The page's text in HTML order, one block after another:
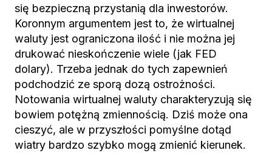
się bezpieczną przystanią dla inwestorów.
Koronnym argumentem jest to, że wirtualnej
waluty jest ograniczona ilość i nie można jej
drukować nieskończenie wiele (jak FED
dolary). Trzeba jednak do tych zapewnień
podchodzić ze sporą dozą ostrożności.
Notowania wirtualnej waluty charakteryzują się
bowiem potężną zmiennością. Dziś może ona
cieszyć, ale w przyszłości pomyślne dotąd
wiatry bardzo szybko mogą zmienić kierunek.